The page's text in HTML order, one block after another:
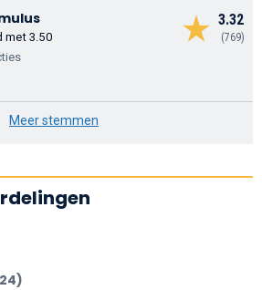
3.32
(769)
met 3.50
Meer stemmen